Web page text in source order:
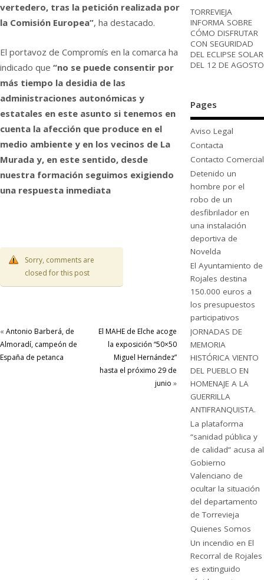
vertedero, tras la petición realizada por
la Comisión Europea”, ha destacado.
El portavoz de Compromís en la comarca ha
indicado que “no se puede consentir por
más tiempo la desidia de las
administraciones autonómicas y
estatales en este asunto si tenemos en
cuenta la afección que produce en el
medio ambiente y en los vecinos de La
Murada y, en este sentido, desde
nuestra formación seguimos exigiendo
una respuesta inmediata
Sorry, comments are
closed for this post
« Antonio Barberá, de
Almoradí, campeón de
España de petanca
El MAHE de Elche acoge
la exposición “50×50
Miguel Hernández”
hasta el próximo 29 de
junio »
TORREVIEJA
INFORMA SOBRE
CÓMO DISFRUTAR
CON SEGURIDAD
DEL ECLIPSE SOLAR
DEL 12 DE AGOSTO
Pages
Aviso Legal
Contacta
Contacto Comercial
Detenido un
hombre por el
robo de un
desfibrilador en
una instalación
deportiva de
Novelda
El Ayuntamiento de
Rojales destina
150.000 euros a
los presupuestos
participativos
JORNADAS DE
MEMORIA
HISTÓRICA VIENTO
DEL PUEBLO EN
HOMENAJE A LA
GUERRILLA
ANTIFRANQUISTA.
La plataforma
“sanidad pública y
de calidad” acusa al
Gobierno
Valenciano de
ocultar la situación
del departamento
de Torrevieja
Quienes Somos
Un incendio en El
Recorral de Rojales
es extinguido